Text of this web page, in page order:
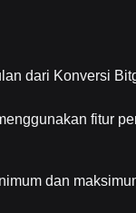
dari Konversi
fitur
dan